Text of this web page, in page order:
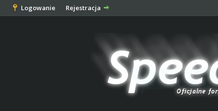
Logowanie Rejestracja